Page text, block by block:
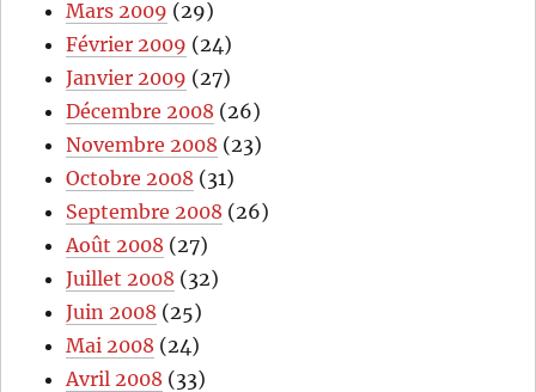
Mars 2009 (29)
Février 2009 (24)
Janvier 2009 (27)
Décembre 2008 (26)
Novembre 2008 (23)
Octobre 2008 (31)
Septembre 2008 (26)
Août 2008 (27)
Juillet 2008 (32)
Juin 2008 (25)
Mai 2008 (24)
Avril 2008 (33)